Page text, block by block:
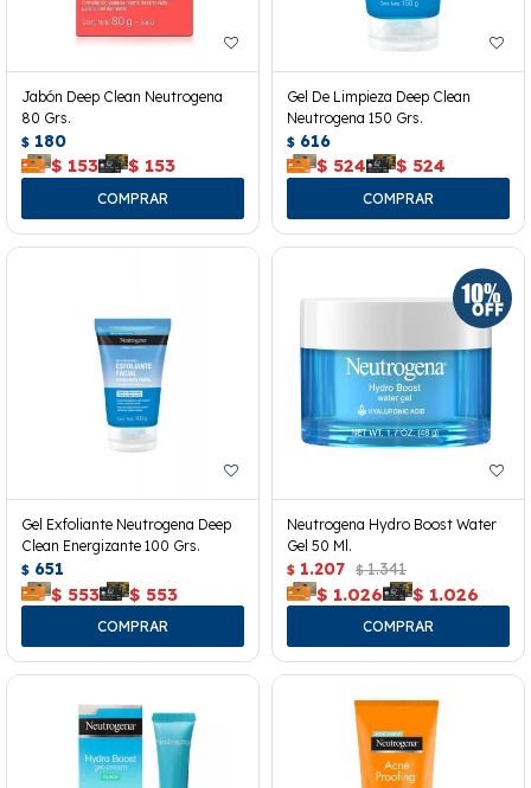
Jabón Deep Clean Neutrogena
80 Grs.
$ 180
$ 153 $ 153
Gel De Limpieza Deep Clean
Neutrogena 150 Grs.
$ 616
$ 524 $ 524
Gel Exfoliante Neutrogena Deep
Clean Energizante 100 Grs.
$ 651
$ 553 $ 553
Neutrogena Hydro Boost Water
Gel 50 Ml.
$ 1.207 $ 1.341
$ 1.026 $ 1.026